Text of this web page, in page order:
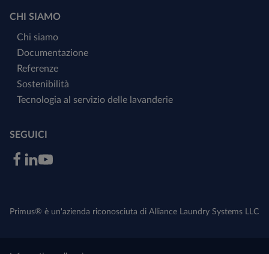
CHI SIAMO
Chi siamo
Documentazione
Referenze
Sostenibilità
Tecnologia al servizio delle lavanderie
SEGUICI
Primus® è un'azienda riconosciuta di Alliance Laundry Systems LLC